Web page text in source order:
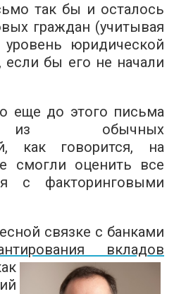
так бы и осталось
граждан (учитывая
юридической
если бы его не начали
еще до этого письма
из обычных
как говорится, на
смогли оценить все
с факторинговыми
связке с банками
вкладов